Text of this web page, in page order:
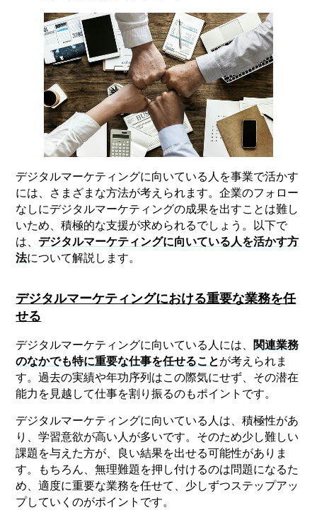
デジタルマーケティングに向いている人を事業で活かす
には、さまざまな方法が考えられます。企業のフォロー
なしにデジタルマーケティングの成果を出すことは難し
いため、積極的な支援が求められるでしょう。以下で
は、デジタルマーケティングに向いている人を活かす方
法について解説します。
デジタルマーケティングにおける重要な業務を任
せる
デジタルマーケティングに向いている人には、 関連業務
のなかでも特に重要な仕事を任せることが考えられま
す。過去の実績や年功序列はこの際気にせず、その潜在
能力を見越して仕事を割り振るのもポイントです。
デジタルマーケティングに向いている人は、積極性があ
り、学習意欲が高い人が多いです。そのため少し難しい
課題を与えた方が、良い結果を出せる可能性がありま
す。もちろん、無理難題を押し付けるのは問題になるた
め、適度に重要な業務を任せて、少しずつステップアッ
プしていくのがポイントです。